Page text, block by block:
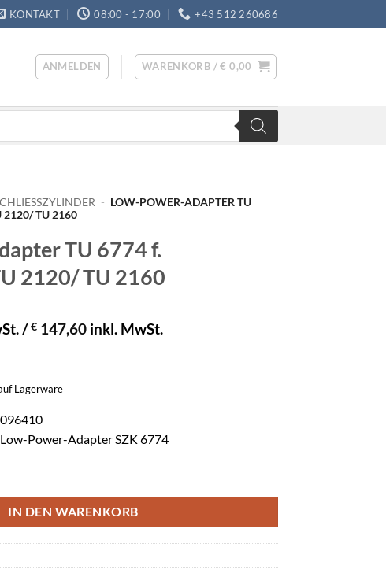
KONTAKT 08:00 - 17:00 +43 512 260686
ANMELDEN WARENKORB /€ 0,00
- LOW-POWER-ADAPTER TU
2120/ TU 2160
TU 6774 f.
2120/ TU 2160
/€ 147,60 inkl. MwSt.
Lagerware
Power-Adapter SZK 6774
IN DEN WARENKORB